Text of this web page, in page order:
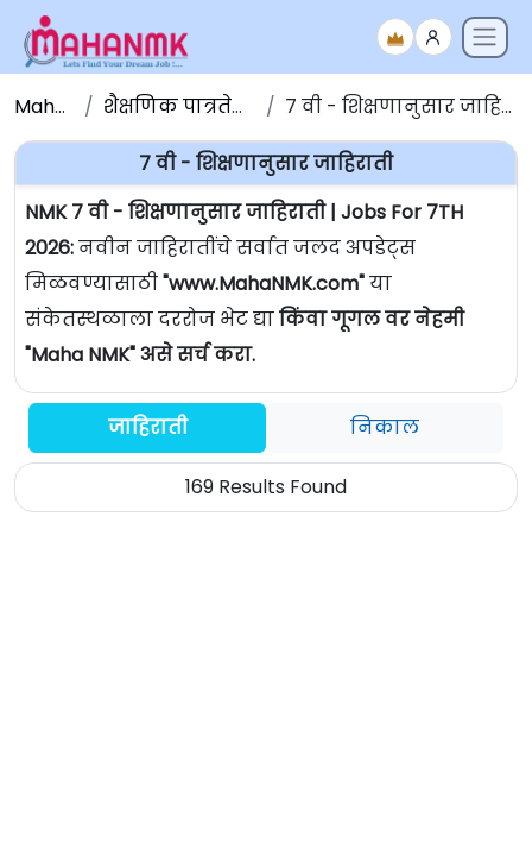
Maha NMK शैक्षणिक पात्रतेनुसार जाहिराती ७ वी - शिक्षणानुसार जाहिराती | Jobs For 7TH
७ वी - शिक्षणानुसार जाहिराती
NMK ७ वी - शिक्षणानुसार जाहिराती | Jobs For 7TH
2026:नवीन जाहिरातींचे सर्वात जलद अपडेट्स
मिळवण्यासाठी"www.MahaNMK.com"या
संकेतस्थळाला दररोज भेट द्याकिंवा गूगल वर नेहमी
"Maha NMK" असे सर्च करा.
जाहिराती निकाल
169 Results Found